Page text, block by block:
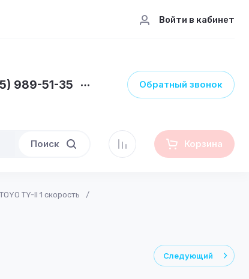
Войти в кабинет
989-51-35 Обратный звонок
Поиск Корзина
TY-II 1 скорость
/
Следующий